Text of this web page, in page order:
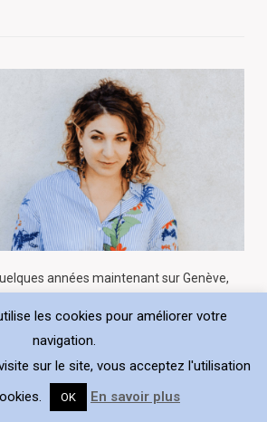
années maintenant sur Genève,
j’avais entrepris avec Monsieur
découvrir les innombrables restaurants
la capitale Catalane.
les cookies pour améliorer votre
navigation.
sur le site, vous acceptez l'utilisation
OK En savoir plus